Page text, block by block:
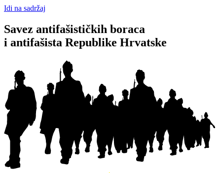
Idi na sadržaj
Savez antifašističkih boraca
i antifašista Republike Hrvatske